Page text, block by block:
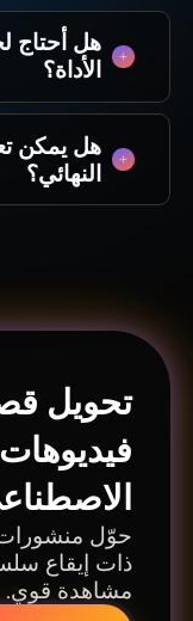
والتنسيقات
العمل لجميع
هل أحتاج
الأداة؟
سيناريو أو
عمليات التعديل.
هل يمكن
النهائي؟
تحويل
حوّل منشورات
ذات إيقاع
مشاهدة قوي.